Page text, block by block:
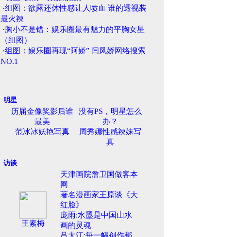
·组图：欲露还休性感让人喷血 谁的透视装
最火辣
·胸小不是错：娱乐圈最有魅力的平胸女星
（组图）
·组图：娱乐圈再现“阿娇” 闫凤娇网络搜索
NO.1
明星
历届金像奖影后谁
最美
没有PS，明星怎么
办？
范冰冰妖艳写真
周秀娜性感辣妹写
真
访谈
王素梅
天津画院詹卫国做客本
网
著名漫画家王原谈《大
红脸》
庞雨:水墨是中国山水
画的灵魂
吕大江:每一幅创作都